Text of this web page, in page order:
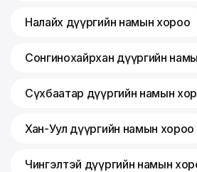
Налайх дүүргийн намын хороо
Сонгинохайрхан дүүргийн
Сүхбаатар дүүргийн намын
Хан-Уул дүүргийн намын хороо
Чингэлтэй дүүргийн намын